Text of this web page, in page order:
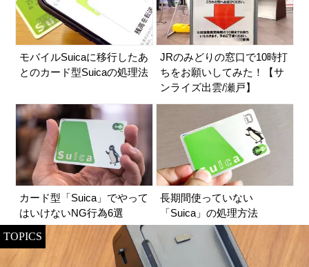
モバイルSuicaに移行したあ
とのカード型Suicaの処理法
JRのみどりの窓口で10時打
ちをお願いしてみた！【サ
ンライズ出雲/瀬戸】
カード型「Suica」でやって
はいけないNG行為6選
長期間使っていない
「Suica」の処理方法
TOPICS